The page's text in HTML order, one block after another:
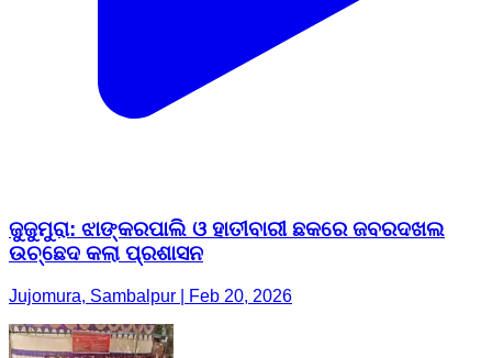
ଜୁଜୁମୁରା: ଝାଙ୍କରପାଲି ଓ ହାତୀବାରୀ ଛକରେ ଜବରଦଖଲ
ଉଚ୍ଛେଦ କଲା ପ୍ରଶାସନ
Jujomura, Sambalpur | Feb 20, 2026